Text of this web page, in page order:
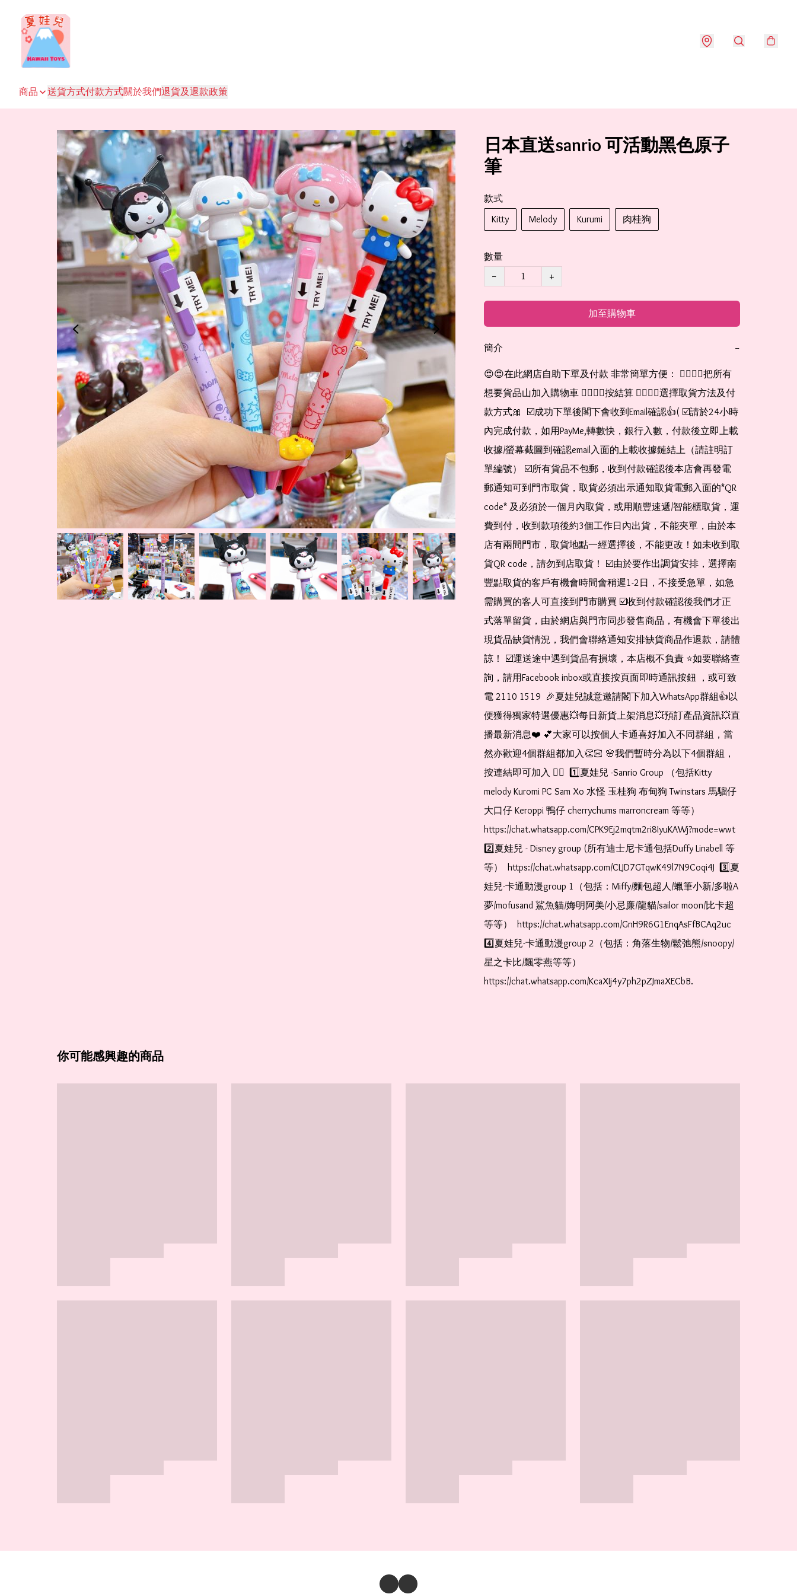
商品 送貨方式付款方式關於我們退貨及退款政策
日本直送sanrio 可活動黑色原子
筆
款式
Kitty
Melody Kurumi 肉桂狗
數量
−
+
加至購物車
簡介 −
😍😍在此網店自助下單及付款 非常簡單方便： 👉🏻👉🏻把所有
想要貨品山加入購物車 👉🏻👉🏻按結算 👉🏻👉🏻選擇取貨方法及付
款方式🎀  ☑️成功下單後閣下會收到Email確認👍( ☑️請於24小時
內完成付款，如用PayMe,轉數快，銀行入數，付款後立即上載
收據/螢幕截圖到確認email入面的上載收據鏈結上（請註明訂
單編號） ☑️所有貨品不包郵，收到付款確認後本店會再發電
郵通知可到門市取貨，取貨必須出示通知取貨電郵入面的*QR
code* 及必須於一個月內取貨，或用順豐速遞/智能櫃取貨，運
費到付，收到款項後約3個工作日內出貨，不能夾單，由於本
店有兩間門市，取貨地點一經選擇後，不能更改！如未收到取
貨QR code，請勿到店取貨！ ☑️由於要作出調貨安排，選擇南
豐點取貨的客戶有機會時間會稍遲1-2日，不接受急單，如急
需購買的客人可直接到門市購買 ☑️收到付款確認後我們才正
式落單留貨，由於網店與門市同步發售商品，有機會下單後出
現貨品缺貨情況，我們會聯絡通知安排缺貨商品作退款，請體
諒！ ☑️運送途中遇到貨品有損壞，本店概不負責 ⭐️如要聯絡查
詢，請用Facebook inbox或直接按頁面即時通訊按鈕 ，或可致
電 2110 1519  🎉夏娃兒誠意邀請閣下加入WhatsApp群組👍以
便獲得獨家特選優惠💥每日新貨上架消息💥預訂產品資訊💥直
播最新消息❤️ 💕大家可以按個人卡通喜好加入不同群組，當
然亦歡迎4個群組都加入👏🏻 🌸我們暫時分為以下4個群組，
按連結即可加入 👇🏻  1️⃣夏娃兒 -Sanrio Group （包括Kitty
melody Kuromi PC Sam Xo 水怪 玉桂狗 布甸狗 Twinstars 馬騮仔
大口仔 Keroppi 鴨仔 cherrychums marroncream 等等）
https://chat.whatsapp.com/CPK9Ej2mqtm2ri8IyuKAWj?mode=wwt
2️⃣夏娃兒 - Disney group (所有迪士尼卡通包括Duffy Linabell 等
等）  https://chat.whatsapp.com/CLJD7GTqwK49l7N9Coqi4J  3️⃣夏
娃兒-卡通動漫group 1（包括：Miffy/麵包超人/蠟筆小新/多啦A
夢/mofusand 鯊魚貓/娒明阿美/小忌廉/龍貓/sailor moon/比卡超
等等）  https://chat.whatsapp.com/GnH9R6G1EnqAsFfBCAq2uc
4️⃣夏娃兒-卡通動漫group 2（包括：角落生物/鬆弛熊/snoopy/
星之卡比/飄零燕等等）
https://chat.whatsapp.com/KcaXIj4y7ph2pZJmaXECbB.
你可能感興趣的商品